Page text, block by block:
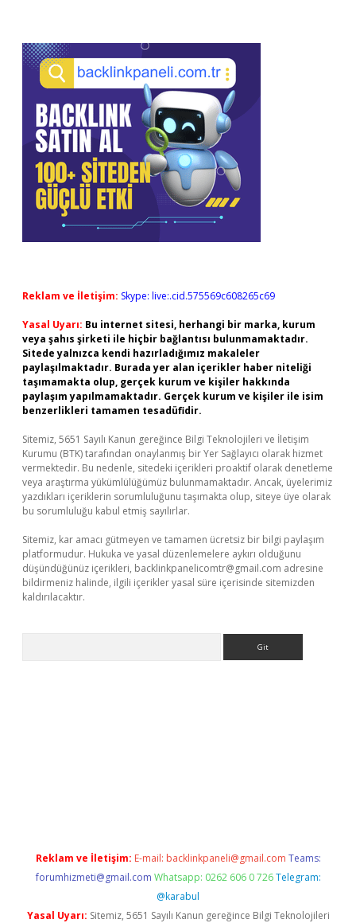
Reklam ve İletişim: Skype: live:.cid.575569c608265c69
Yasal Uyarı: Bu internet sitesi, herhangi bir marka, kurum
veya şahıs şirketi ile hiçbir bağlantısı bulunmamaktadır.
Sitede yalnızca kendi hazırladığımız makaleler
paylaşılmaktadır. Burada yer alan içerikler haber niteliği
taşımamakta olup, gerçek kurum ve kişiler hakkında
paylaşım yapılmamaktadır. Gerçek kurum ve kişiler ile isim
benzerlikleri tamamen tesadüfidir.
Sitemiz, 5651 Sayılı Kanun gereğince Bilgi Teknolojileri ve İletişim
Kurumu (BTK) tarafından onaylanmış bir Yer Sağlayıcı olarak hizmet
vermektedir. Bu nedenle, sitedeki içerikleri proaktif olarak denetleme
veya araştırma yükümlülüğümüz bulunmamaktadır. Ancak, üyelerimiz
yazdıkları içeriklerin sorumluluğunu taşımakta olup, siteye üye olarak
bu sorumluluğu kabul etmiş sayılırlar.
Sitemiz, kar amacı gütmeyen ve tamamen ücretsiz bir bilgi paylaşım
platformudur. Hukuka ve yasal düzenlemelere aykırı olduğunu
düşündüğünüz içerikleri, backlinkpanelicomtr@gmail.com adresine
bildirmeniz halinde, ilgili içerikler yasal süre içerisinde sitemizden
kaldırılacaktır.
Reklam ve İletişim: E-mail: backlinkpaneli@gmail.com Teams:
forumhizmeti@gmail.com Whatsapp: 0262 606 0 726 Telegram:
@karabul
Yasal Uyarı: Sitemiz, 5651 Sayılı Kanun gereğince Bilgi Teknolojileri